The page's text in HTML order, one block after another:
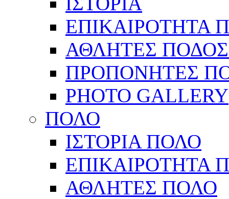
ΕΠΙΚΑΙΡΟΤΗΤΑ
ΑΘΛΗΤΕΣ
ΠΡΟΠΟΝΗΤΕΣ
PHOTO GALLERY
ΠΟΛΟ
ΙΣΤΟΡΙΑ ΠΟΛΟ
ΕΠΙΚΑΙΡΟΤΗΤΑ
ΑΘΛΗΤΕΣ ΠΟΛΟ